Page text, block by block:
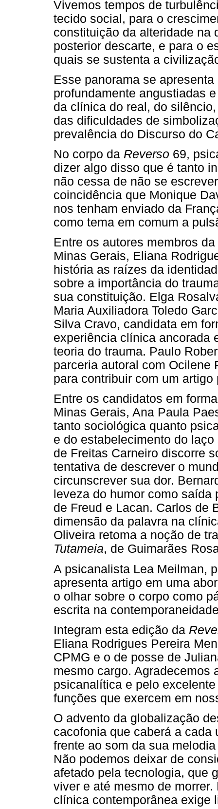
Vivemos tempos de
tecido social, para o
constituição da alteridade na
posterior descarte, e para o
quais se sustenta a
Esse panorama se
profundamente angustiadas
da clínica do real, do
das dificuldades de
prevalência do Discurso do
No corpo da Reverso 69,
dizer algo disso que é tanto
não cessa de não se
coincidência que Monique
nos tenham enviado da
como tema em comum a
Entre os autores membros
Minas Gerais, Eliana
história as raízes da
sobre a importância do
sua constituição. Elga
Maria Auxiliadora Toledo
Silva Cravo, candidata em
experiência clínica ancorada
teoria do trauma. Paulo
parceria autoral com Ocilene
para contribuir com um
Entre os candidatos em
Minas Gerais, Ana Paula
tanto sociológica quanto
e do estabelecimento do
de Freitas Carneiro discorre
tentativa de descrever o
circunscrever sua dor.
leveza do humor como
de Freud e Lacan. Carlos de
dimensão da palavra na
Oliveira retoma a noção de
Tutameia, de Guimarães
A psicanalista Lea Meilman,
apresenta artigo em uma
o olhar sobre o corpo como
escrita na
Integram esta edição da
Eliana Rodrigues Pereira
CPMG e o de posse de
mesmo cargo. Agradecemos
psicanalítica e pelo
funções que exercem em
O advento da globalização
cacofonia que caberá a cada
frente ao som da sua
Não podemos deixar de
afetado pela tecnologia, que
viver e até mesmo de
clínica contemporânea exige